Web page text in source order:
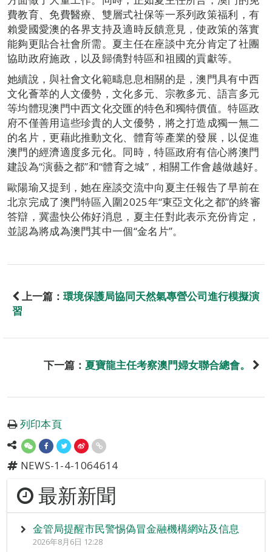
費教育、免費醫療、雙層式社保等一系列政策福利，有
賴愛國愛澳的各界支持及適時反饋意見，使政策的落實
能夠更貼合社會所需。夏主任在座談中充分肯定了社團
協助政府施政，以及歸僑對特區和祖國的貢獻等。
她續說，與社會文化範疇息息相關的是，澳門具有中西
文化薈萃的人文優勢，文化多元、宗教多元、語言多元
等均體現澳門中西文化交匯的特色和獨特價值。特區政
府不僅善用這些珍貴的人文優勢，將之打造成獨一無二
的名片，更藉此推動文化、體育等產業的發展，以促進
澳門的經濟適度多元化。同時，特區政府有信心將澳門
建設為“演藝之都”和“體育之城”，相關工作會越做越好。
歐陽瑜又提到，她在座談交流中向夏主任報告了早前在
北京完成了澳門特區入圍2025年“東亞文化之都”的終審
答辯，冀盡快公佈好消息，夏主任對此表示充份肯定，
並認為將成為澳門其中一個“金名片”。
上一篇： 環境保護局協同天然氣專營公司進行模擬演
習
下一篇： 夏寶龍主任考察澳門婦女聯合總會。
列印本頁
NEWS-1-4-1064614
最新新聞
金管局提醒市民警惕偽冒金融機構網站及信息
2026年8月6日 12:28